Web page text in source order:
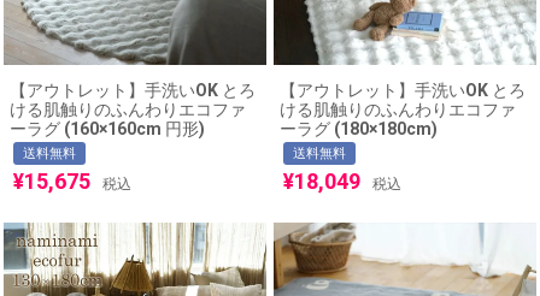
【アウトレット】手洗いOK とろ
ける肌触りのふんわりエコファ
ーラグ (160×160cm 円形)
送料無料
¥15,675 税込
【アウトレット】手洗いOK とろ
ける肌触りのふんわりエコファ
ーラグ (180×180cm)
送料無料
¥18,049 税込